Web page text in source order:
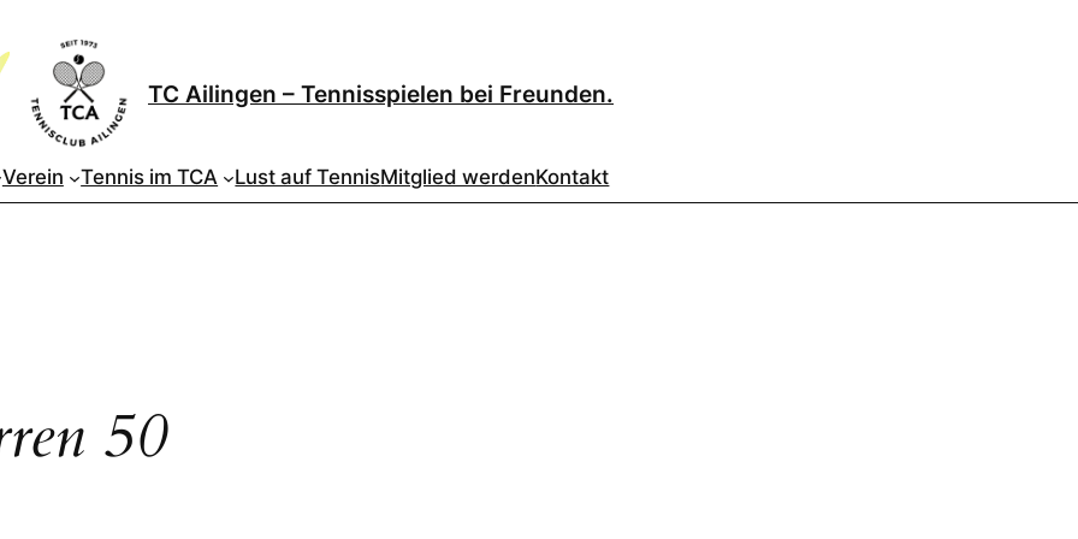
TC Ailingen – Tennisspielen bei Freunden.
Verein Tennis im TCA Lust auf TennisMitglied werdenKontakt
50